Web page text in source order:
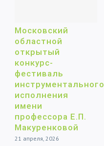
Московский
областной
открытый
конкурс-
фестиваль
инструментального
исполнения
имени
профессора Е.П.
Макуренковой
21 апреля, 2026